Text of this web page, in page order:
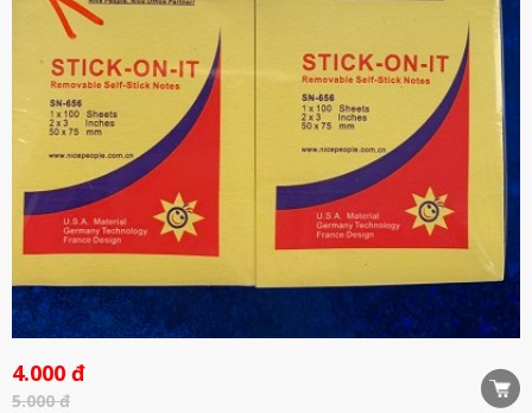
4.000 đ
5.000 đ